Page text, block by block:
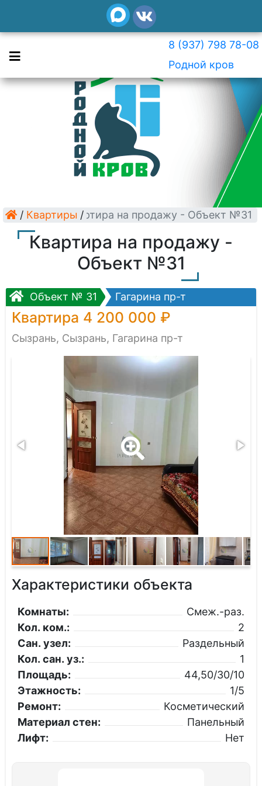
8 (937) 798 78-08
Родной кров
/ Квартиры /
Квартира на продажу - Объект №31
Квартира на продажу -
Объект №31
Объект № 31 Гагарина пр-т
Квартира 4 200 000 ₽
Сызрань, Сызрань, Гагарина пр-т
Характеристики объекта
Комнаты:
Смеж.-раз.
Кол. ком.:
2
Сан. узел:
Раздельный
Кол. сан. уз.:
1
Площадь:
44,50/30/10
Этажность:
1/5
Ремонт:
Косметический
Материал стен:
Панельный
Лифт:
Нет